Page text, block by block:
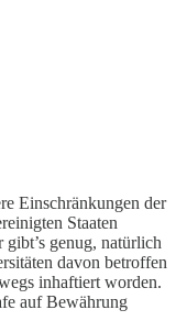
Einschränkungen der
Staaten
genug, natürlich
davon betroffen
inhaftiert worden.
auf Bewährung